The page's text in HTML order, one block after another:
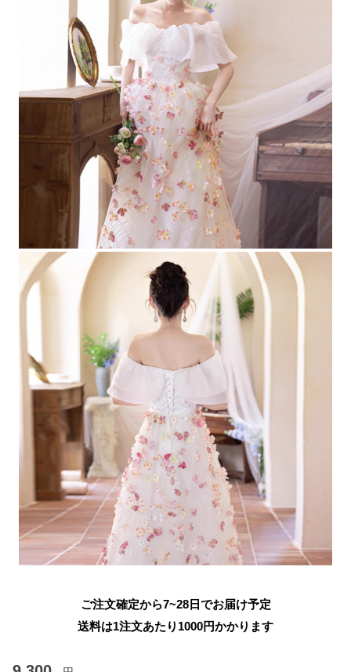
ご注文確定から7~28日でお届け予定
送料は1注文あたり 1000円かかります